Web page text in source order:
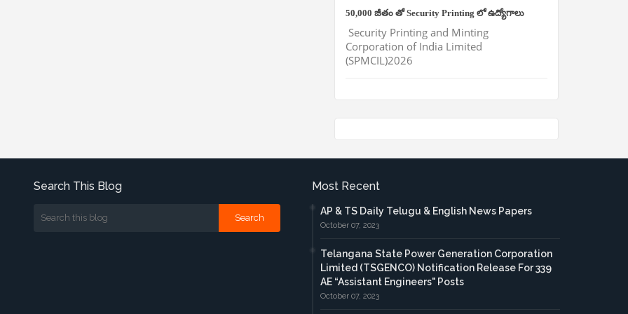
50,000 జీతం తో Security Printing లో ఉద్యోగాలు
Security Printing and Minting
Corporation of India Limited
(SPMCIL)2026
Search This Blog Most Recent
AP & TS Daily Telugu & English News Papers
October 07, 2023
Telangana State Power Generation Corporation
Limited (TSGENCO) Notification Release For 339
AE “Assistant Engineers" Posts
October 07, 2023